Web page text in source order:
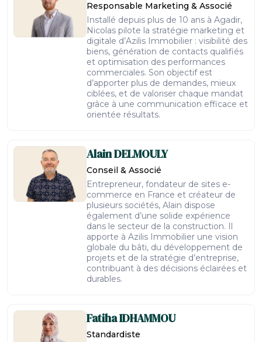
Responsable Marketing & Associé
Installé depuis plus de 10 ans à Agadir,
Nicolas pilote la stratégie marketing et
digitale d’Azilis Immobilier : visibilité des
biens, génération de contacts qualifiés
et optimisation des performances
commerciales. Son objectif est
d’apporter plus de demandes, mieux
ciblées, et de valoriser chaque mandat
grâce à une communication efficace et
orientée résultats.
AlainDELMOULY
Conseil & Associé
Entrepreneur, fondateur de sites e-
commerce en France et créateur de
plusieurs sociétés, Alain dispose
également d’une solide expérience
dans le secteur de la construction. Il
apporte à Azilis Immobilier une vision
globale du bâti, du développement de
projets et de la stratégie d’entreprise,
contribuant à des décisions éclairées et
durables.
FatihaIDHAMMOU
Standardiste